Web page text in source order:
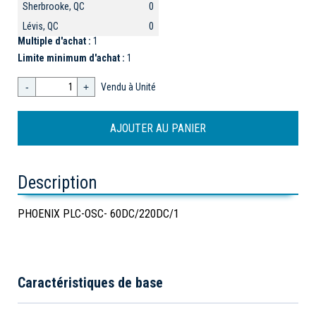
Sherbrooke, QC
0
Lévis, QC
0
Multiple d'achat : 1
Limite minimum d'achat : 1
- + Vendu à Unité
Description
PHOENIX PLC-OSC- 60DC/220DC/1
Caractéristiques de base